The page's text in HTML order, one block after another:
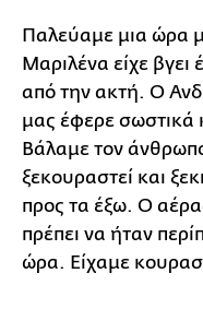
Παλεύαμε μια ώρα
Μαριλένα είχε βγει
από την ακτή. Ο
μας έφερε σωστικά
Βάλαμε τον
ξεκουραστεί και
προς τα έξω. Ο
πρέπει να ήταν
ώρα. Είχαμε